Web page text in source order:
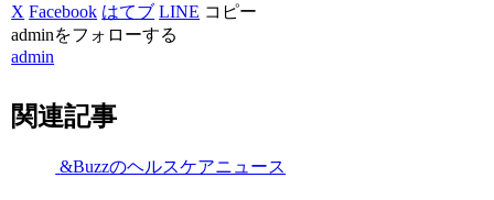
X Facebook はてブ LINE コピー
adminをフォローする
admin
関連記事
&Buzzのヘルスケアニュース